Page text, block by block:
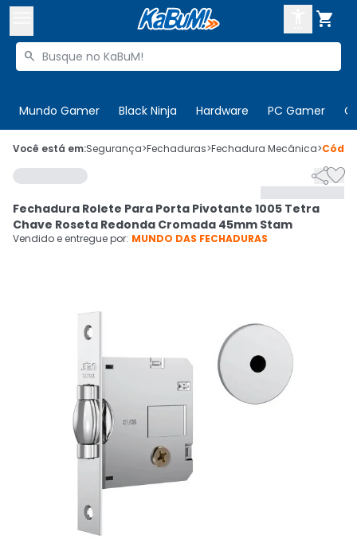

Buscar produtos

Mundo Gamer Black Ninja Hardware PC Gamer
 Olá. Acesse sua conta
 Departamentos
Cupons
CADASTRE-SE
Você está em:Segurança>Fechaduras>Fechadura Mecânica>

Fechadura Rolete Para Porta Pivotante 1005 Tetra
Chave Roseta Redonda Cromada 45mm Stam
Vendido e entregue por: MUNDO DAS FECHADURAS